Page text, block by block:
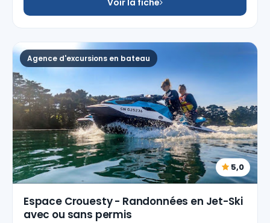
Agence d'excursions en bateau
5,0
Espace Crouesty - Randonnées en Jet-Ski
avec ou sans permis